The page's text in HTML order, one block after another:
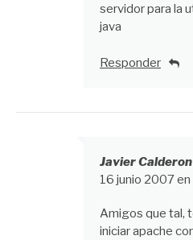
servidor para la
java
Responder
Javier Calderon
16 junio 2007
Amigos que tal,
iniciar apache